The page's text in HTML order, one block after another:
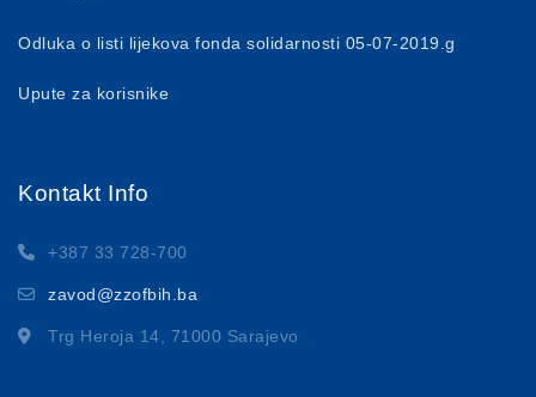
Odluka o listi lijekova fonda solidarnosti 05-07-2019.g
Upute za korisnike
Kontakt Info
+387 33 728-700
zavod@zzofbih.ba
Trg Heroja 14, 71000 Sarajevo